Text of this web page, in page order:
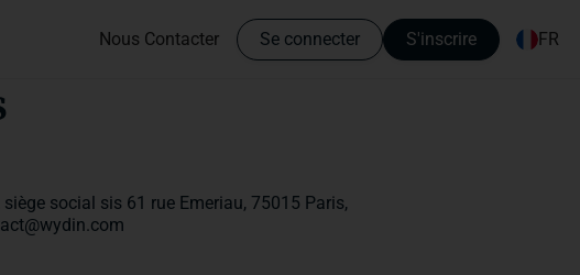
Nous Contacter Se connecter S'inscrire FR
social sis 61 rue Emeriau, 75015 Paris,